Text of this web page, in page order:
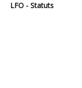
LFO - Statuts